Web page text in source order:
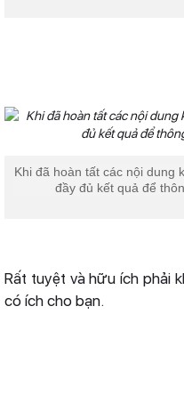
Khi đã hoàn tất các nội dung
đầy đủ kết quả để
Rất tuyệt và hữu ích phải
có ích cho bạn.